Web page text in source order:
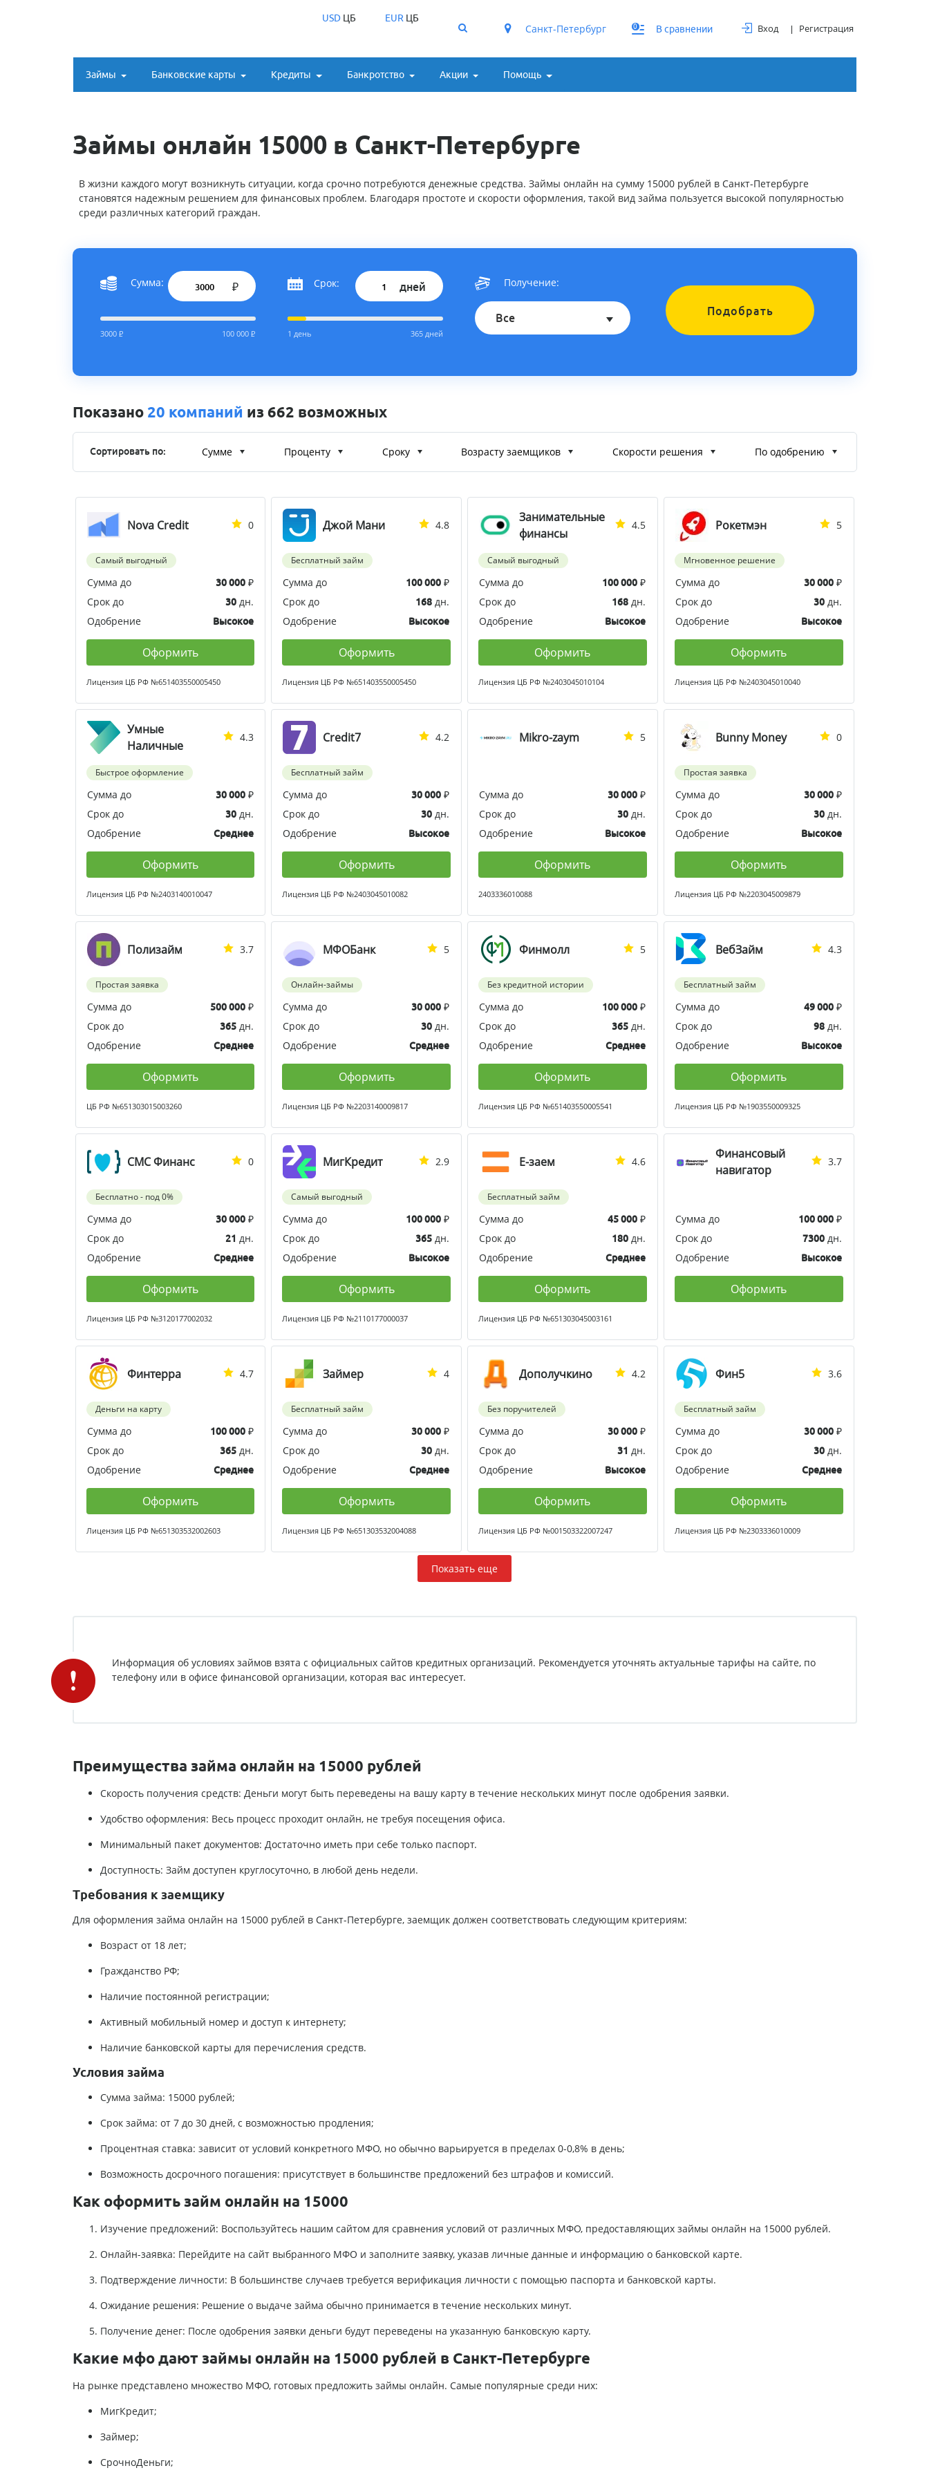
USDЦБ EUR ЦБ
Санкт-Петербург Вход Регистрация
Займы Банковские карты Кредиты Банкротство Акции Помощь
0 В сравнении
Займы онлайн 15000 в Санкт-Петербурге
В жизни каждого могут возникнуть ситуации, когда срочно потребуются денежные средства. Займы онлайн на сумму 15000 рублей в Санкт-Петербурге
становятся надежным решением для финансовых проблем. Благодаря простоте и скорости оформления, такой вид займа пользуется высокой популярностью
среди различных категорий граждан.
Сумма: ₽
3000 Р 100 000 Р
Срок: дней
1 день 365 дней
Получение:
Все
Подобрать
Показано 20 компаний из 662 возможных
Сортировать по: Сумме Проценту Сроку Возрасту заемщиков Скорости решения По одобрению
Nova Credit 0
Самый выгодный
Сумма до 30 000₽
Срок до
30дн.
Одобрение
Высокое
Оформить
Лицензия ЦБ РФ №651403550005450
Джой Мани 4.8
Бесплатный займ
Сумма до 100 000 ₽
Срок до
168 дн.
Одобрение
Высокое
Оформить
Лицензия ЦБ РФ №651403550005450
Занимательные
финансы
4.5
Самый выгодный
Сумма до 100 000 ₽
Срок до
168 дн.
Одобрение
Высокое
Оформить
Лицензия ЦБ РФ №2403045010104
Рокетмэн 5
Мгновенное решение
Сумма до 30 000₽
Срок до
30дн.
Одобрение
Высокое
Оформить
Лицензия ЦБ РФ №2403045010040
Умные
Наличные
4.3
Быстрое оформление
Сумма до 30 000₽
Срок до
30дн.
Одобрение
Среднее
Оформить
Лицензия ЦБ РФ №2403140010047
Credit7 4.2
Бесплатный займ
Сумма до 30 000 ₽
Срок до
30 дн.
Одобрение
Высокое
Оформить
Лицензия ЦБ РФ №2403045010082
Mikro-zaym 5
Сумма до 30 000 ₽
Срок до
30 дн.
Одобрение
Высокое
Оформить
2403336010088
Bunny Money 0
Простая заявка
Сумма до 30 000₽
Срок до
30дн.
Одобрение
Высокое
Оформить
Лицензия ЦБ РФ №2203045009879
Полизайм 3.7
Простая заявка
Сумма до 500 000₽
Срок до
365дн.
Одобрение
Среднее
Оформить
ЦБ РФ №651303015003260
МФОБанк 5
Онлайн-займы
Сумма до 30 000 ₽
Срок до
30 дн.
Одобрение
Среднее
Оформить
Лицензия ЦБ РФ №2203140009817
Финмолл 5
Без кредитной истории
Сумма до 100 000 ₽
Срок до
365 дн.
Одобрение
Среднее
Оформить
Лицензия ЦБ РФ №651403550005541
ВебЗайм 4.3
Бесплатный займ
Сумма до 49 000₽
Срок до
98дн.
Одобрение
Высокое
Оформить
Лицензия ЦБ РФ №1903550009325
СМС Финанс 0
Бесплатно - под 0%
Сумма до 30 000₽
Срок до
21 дн.
Одобрение
Среднее
Оформить
Лицензия ЦБ РФ №3120177002032
МигКредит 2.9
Самый выгодный
Сумма до 100 000 ₽
Срок до
365 дн.
Одобрение
Высокое
Оформить
Лицензия ЦБ РФ №2110177000037
Е-заем 4.6
Бесплатный займ
Сумма до 45 000 ₽
Срок до
180 дн.
Одобрение
Среднее
Оформить
Лицензия ЦБ РФ №651303045003161
Финансовый
навигатор
3.7
Сумма до 100 000₽
Срок до
7300дн.
Одобрение
Высокое
Оформить
Финтерра 4.7
Деньги на карту
Сумма до 100 000₽
Срок до
365дн.
Одобрение
Среднее
Оформить
Лицензия ЦБ РФ №651303532002603
Займер 4
Бесплатный займ
Сумма до 30 000 ₽
Срок до
30 дн.
Одобрение
Среднее
Оформить
Лицензия ЦБ РФ №651303532004088
Дополучкино 4.2
Без поручителей
Сумма до 30 000 ₽
Срок до
31 дн.
Одобрение
Высокое
Оформить
Лицензия ЦБ РФ №001503322007247
Фин5 3.6
Бесплатный займ
Сумма до 30 000₽
Срок до
30дн.
Одобрение
Среднее
Оформить
Лицензия ЦБ РФ №2303336010009
Показать еще
Информация об условиях займов взята с официальных сайтов кредитных организаций. Рекомендуется уточнять актуальные тарифы на сайте, по
телефону или в офисе финансовой организации, которая вас интересует.
Преимущества займа онлайн на 15000 рублей
Скорость получения средств: Деньги могут быть переведены на вашу карту в течение нескольких минут после одобрения заявки.
Удобство оформления: Весь процесс проходит онлайн, не требуя посещения офиса.
Минимальный пакет документов: Достаточно иметь при себе только паспорт.
Доступность: Займ доступен круглосуточно, в любой день недели.
Требования к заемщику
Для оформления займа онлайн на 15000 рублей в Санкт-Петербурге, заемщик должен соответствовать следующим критериям:
Возраст от 18 лет;
Гражданство РФ;
Наличие постоянной регистрации;
Активный мобильный номер и доступ к интернету;
Наличие банковской карты для перечисления средств.
Условия займа
Сумма займа: 15000 рублей;
Срок займа: от 7 до 30 дней, с возможностью продления;
Процентная ставка: зависит от условий конкретного МФО, но обычно варьируется в пределах 0-0,8% в день;
Возможность досрочного погашения: присутствует в большинстве предложений без штрафов и комиссий.
Как оформить займ онлайн на 15000
Изучение предложений: Воспользуйтесь нашим сайтом для сравнения условий от различных МФО, предоставляющих займы онлайн на 15000 рублей.
Онлайн-заявка: Перейдите на сайт выбранного МФО и заполните заявку, указав личные данные и информацию о банковской карте.
Подтверждение личности: В большинстве случаев требуется верификация личности с помощью паспорта и банковской карты.
Ожидание решения: Решение о выдаче займа обычно принимается в течение нескольких минут.
Получение денег: После одобрения заявки деньги будут переведены на указанную банковскую карту.
Какие мфо дают займы онлайн на 15000 рублей в Санкт-Петербурге
На рынке представлено множество МФО, готовых предложить займы онлайн. Самые популярные среди них:
МигКредит;
Займер;
СрочноДеньги;